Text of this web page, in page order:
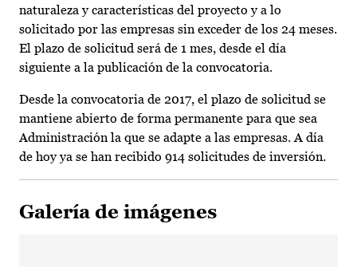
naturaleza y características del proyecto y a lo
solicitado por las empresas sin exceder de los 24 meses.
El plazo de solicitud será de 1 mes, desde el día
siguiente a la publicación de la convocatoria.
Desde la convocatoria de 2017, el plazo de solicitud se
mantiene abierto de forma permanente para que sea
Administración la que se adapte a las empresas. A día
de hoy ya se han recibido 914 solicitudes de inversión.
Galería de imágenes